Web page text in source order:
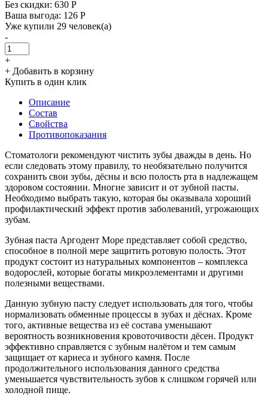
Без скидки: 630 Р
Ваша выгода: 126 Р
Уже купили 29 человек(а)
-
+
+ Добавить в корзину
Купить в один клик
Описание
Состав
Свойства
Противопоказания
Стоматологи рекомендуют чистить зубы дважды в день. Но
если следовать этому правилу, то необязательно получится
сохранить свои зубы, дёсны и всю полость рта в надлежащем
здоровом состоянии. Многие зависит и от зубной пасты.
Необходимо выбрать такую, которая бы оказывала хороший
профилактический эффект против заболеваний, угрожающих
зубам.
Зубная паста Аргодент Море представляет собой средство,
способное в полной мере защитить ротовую полость. Этот
продукт состоит из натуральных компонентов – комплекса
водорослей, которые богаты микроэлементами и другими
полезными веществами.
Данную зубную пасту следует использовать для того, чтобы
нормализовать обменные процессы в зубах и дёснах. Кроме
того, активные вещества из её состава уменьшают
вероятность возникновения кровоточивости дёсен. Продукт
эффективно справляется с зубным налётом и тем самым
защищает от кариеса и зубного камня. После
продолжительного использования данного средства
уменьшается чувствительность зубов к слишком горячей или
холодной пище.